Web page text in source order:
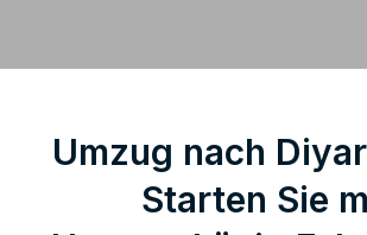
Umzug nach
Starten Sie